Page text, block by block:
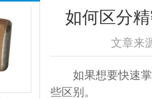
如何区分
文章来
如果想要快速掌
些区别。